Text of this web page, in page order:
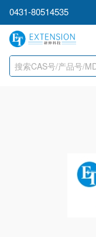
0431-80514535